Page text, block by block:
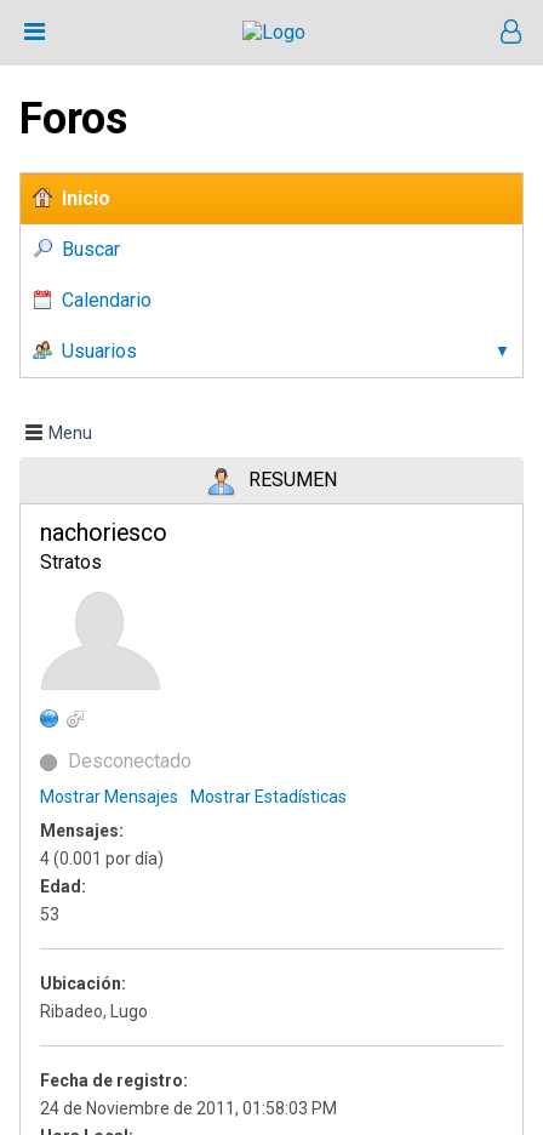
Foros
Inicio
Buscar
Calendario
Usuarios
Menu
RESUMEN
nachoriesco
Stratos
Desconectado
Mostrar Mensajes
Mostrar Estadísticas
Mensajes:
4 (0.001 por día)
Edad:
53
Ubicación:
Ribadeo, Lugo
Fecha de registro:
24 de Noviembre de 2011, 01:58:03 PM